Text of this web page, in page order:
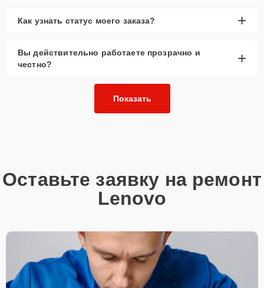
Как узнать статус моего заказа? +
Вы действительно работаете прозрачно и
честно?
+
Показать
Оставьте заявку на ремонт
Lenovo